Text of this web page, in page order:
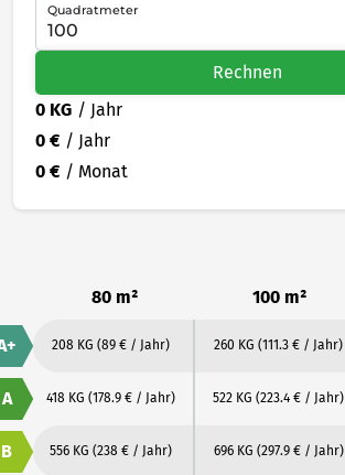
Quadratmeter
Rechnen
0 KG / Jahr
0 € / Jahr
0 € / Monat
80 m² 100 m²
208 KG (89 € / Jahr) 260 KG (111.3 € / Jahr)
A 418 KG (178.9 € / Jahr) 522 KG (223.4 € / Jahr)
B 556 KG (238 € / Jahr) 696 KG (297.9 € / Jahr)